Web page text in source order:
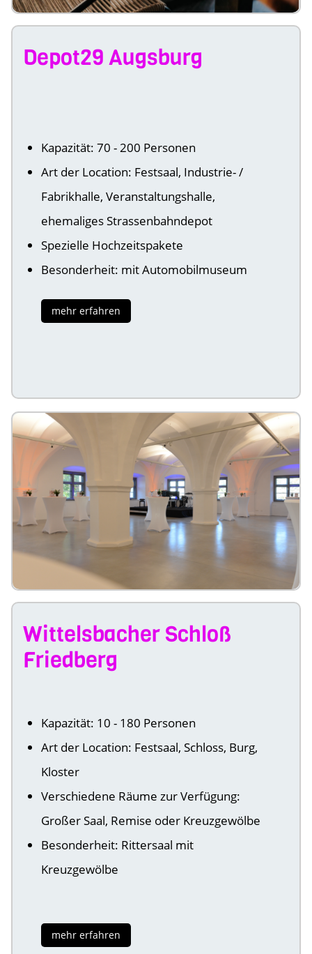
Depot29 Augsburg
Kapazität: 70 - 200 Personen
Art der Location: Festsaal, Industrie- /
Fabrikhalle, Veranstaltungshalle,
ehemaliges Strassenbahndepot
Spezielle Hochzeitspakete
Besonderheit: mit Automobilmuseum
mehr erfahren
Wittelsbacher Schloß
Friedberg
Kapazität: 10 - 180 Personen
Art der Location: Festsaal, Schloss, Burg,
Kloster
Verschiedene Räume zur Verfügung:
Großer Saal, Remise oder Kreuzgewölbe
Besonderheit: Rittersaal mit
Kreuzgewölbe
mehr erfahren